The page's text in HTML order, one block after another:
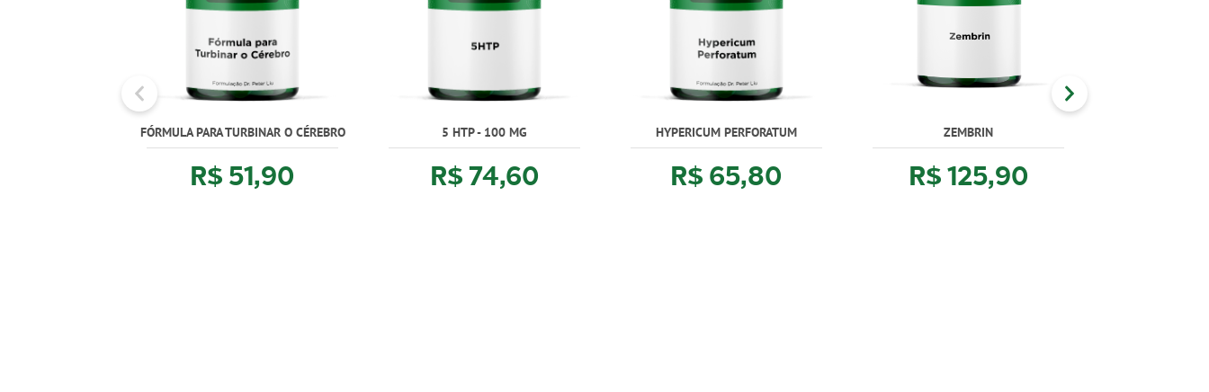
FÓRMULA PARA TURBINAR O CÉREBRO
R$ 51,90
5 HTP - 100 MG
R$ 74,60
HYPERICUM PERFORATUM
R$ 65,80
ZEMBRIN
R$ 125,90